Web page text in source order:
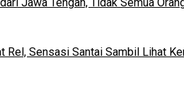
Jawa Tengah, Tidak Semua
Rel, Sensasi Santai Sambil Lihat